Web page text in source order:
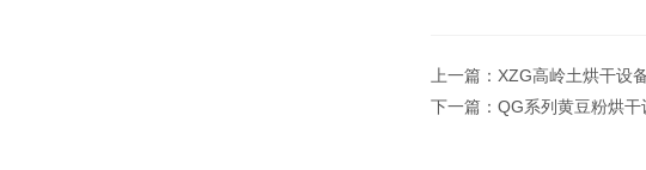
上一篇： XZG高岭土烘干设
下一篇： QG系列黄豆粉烘干